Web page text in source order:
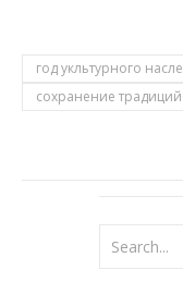
год укльтурного
сохранение традиций